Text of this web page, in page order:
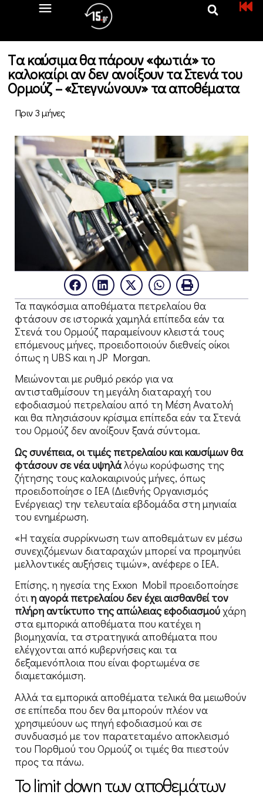
Tα καύσιμα θα πάρουν «φωτιά» το
καλοκαίρι αν δεν ανοίξουν τα Στενά του
Ορμούζ – «Στεγνώνουν» τα αποθέματα
Πριν 3 μήνες
Τα παγκόσμια αποθέματα πετρελαίου θα
φτάσουν σε ιστορικά χαμηλά επίπεδα εάν τα
Στενά του Ορμούζ παραμείνουν κλειστά τους
επόμενους μήνες, προειδοποιούν διεθνείς οίκοι
όπως η UBS και η JP Morgan.
Μειώνονται με ρυθμό ρεκόρ για να
αντισταθμίσουν τη μεγάλη διαταραχή του
εφοδιασμού πετρελαίου από τη Μέση Ανατολή
και θα πλησιάσουν κρίσιμα επίπεδα εάν τα Στενά
του Ορμούζ δεν ανοίξουν ξανά σύντομα.
Ως συνέπεια, οι τιμές πετρελαίου και καυσίμων θα
φτάσουν σε νέα υψηλάλόγω κορύφωσης της
ζήτησης τους καλοκαιρινούς μήνες, όπως
προειδοποίησε ο ΙΕΑ (Διεθνής Οργανισμός
Ενέργειας) την τελευταία εβδομάδα στη μηνιαία
του ενημέρωση.
«Η ταχεία συρρίκνωση των αποθεμάτων εν μέσω
συνεχιζόμενων διαταραχών μπορεί να προμηνύει
μελλοντικές αυξήσεις τιμών», ανέφερε ο IEA.
Επίσης, η ηγεσία της Exxon Mobil προειδοποίησε
ότιη αγορά πετρελαίου δεν έχει αισθανθεί τον
πλήρη αντίκτυπο της απώλειας εφοδιασμούχάρη
στα εμπορικά αποθέματα που κατέχει η
βιομηχανία, τα στρατηγικά αποθέματα που
ελέγχονται από κυβερνήσεις και τα
δεξαμενόπλοια που είναι φορτωμένα σε
διαμετακόμιση.
Αλλά τα εμπορικά αποθέματα τελικά θα μειωθούν
σε επίπεδα που δεν θα μπορούν πλέον να
χρησιμεύουν ως πηγή εφοδιασμού και σε
συνδυασμό με τον παρατεταμένο αποκλεισμό
του Πορθμού του Ορμούζ οι τιμές θα πιεστούν
προς τα πάνω.
Το limit down των αποθεμάτων